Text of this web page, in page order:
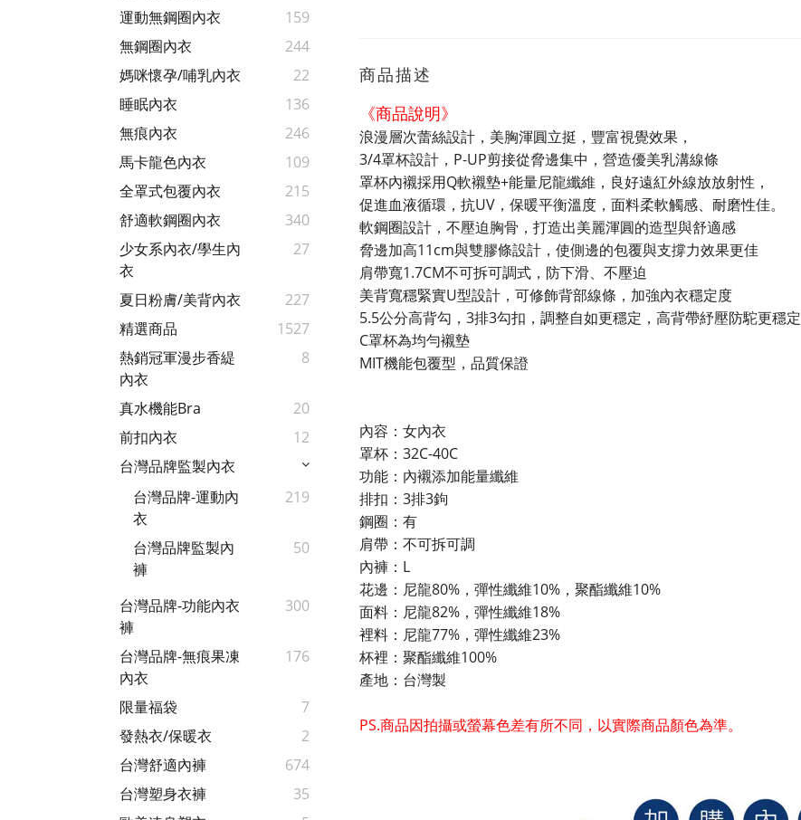
運動無鋼圈內衣
159
無鋼圈內衣
244
媽咪懷孕/哺乳內衣
22
睡眠內衣
136
無痕內衣
246
馬卡龍色內衣
109
全罩式包覆內衣
215
舒適軟鋼圈內衣
340
少女系內衣/學生內
衣
27
夏日粉膚/美背內衣
227
精選商品
1527
熱銷冠軍漫步香緹
內衣
8
真水機能Bra
20
前扣內衣
12
台灣品牌監製內衣
台灣品牌-運動內
衣
219
台灣品牌監製內
褲
50
台灣品牌-功能內衣
褲
300
台灣品牌-無痕果凍
內衣
176
限量福袋
7
發熱衣/保暖衣
2
台灣舒適內褲
674
台灣塑身衣褲
35
商品描述
《商品說明》
浪漫層次蕾絲設計，美胸渾圓立挺，豐富視覺效果，
3/4罩杯設計，P-UP剪接從脅邊集中，營造優美乳溝線條
罩杯內襯採用Q軟襯墊+能量尼龍纖維，良好遠紅外線放放射性，
促進血液循環，抗UV，保暖平衡溫度，面料柔軟觸感、耐磨性佳。
軟鋼圈設計，不壓迫胸骨，打造出美麗渾圓的造型與舒適感
脅邊加高11cm與雙膠條設計，使側邊的包覆與支撐力效果更佳
肩帶寬1.7CM不可拆可調式，防下滑、不壓迫
美背寬穩緊實U型設計，可修飾背部線條，加強內衣穩定度
5.5公分高背勾，3排3勾扣，調整自如更穩定，高背帶紓壓防駝更穩定
C罩杯為均勻襯墊
MIT機能包覆型，品質保證
內容：女內衣
罩杯：32C-40C
功能：內襯添加能量纖維
排扣：3排3鉤
鋼圈：有
肩帶：不可拆可調
內褲：L
花邊：尼龍80%，彈性纖維10%，聚酯纖維10%
面料：尼龍82%，彈性纖維18%
裡料：尼龍77%，彈性纖維23%
杯裡：聚酯纖維100%
產地：台灣製
PS.商品因拍攝或螢幕色差有所不同，以實際商品顏色為準。